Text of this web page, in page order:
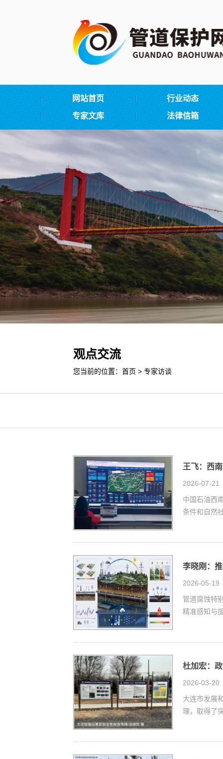
网站首页 行业动态
专家文库 法律信箱
观点交流
您当前的位置： 首页 > 专家访谈
王飞：西
2026-07-21
中国石油西
条件和自然
李晓刚：
2026-05-19
管道腐蚀特
精准感知与
杜加宏：
2026-03-20
大连市发展
理，取得了